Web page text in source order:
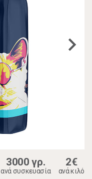
3000 γρ.
ανά συσκευασία
2€
ανά κιλό